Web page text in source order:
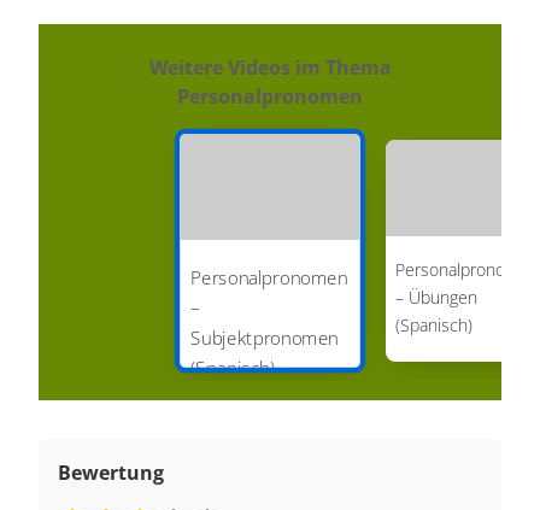
Weitere Videos im Thema
Personalpronomen
Personalpronomen
–
Subjektpronomen
(Spanisch)
Personalpronomen
– Übungen
(Spanisch)
Bewertung